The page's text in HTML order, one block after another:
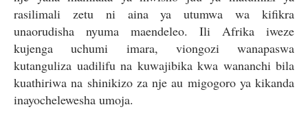
rasilimali zetu ni aina ya utumwa wa kifikra
unaorudisha nyuma maendeleo. Ili Afrika iweze
kujenga uchumi imara, viongozi wanapaswa
kutanguliza uadilifu na kuwajibika kwa wananchi bila
kuathiriwa na shinikizo za nje au migogoro ya kikanda
inayochelewesha umoja.